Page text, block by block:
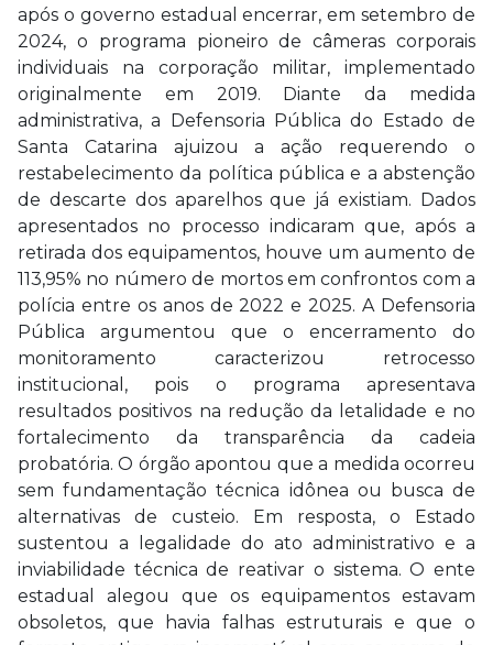
após o governo estadual encerrar, em setembro de
2024, o programa pioneiro de câmeras corporais
individuais na corporação militar, implementado
originalmente em 2019. Diante da medida
administrativa, a Defensoria Pública do Estado de
Santa Catarina ajuizou a ação requerendo o
restabelecimento da política pública e a abstenção
de descarte dos aparelhos que já existiam. Dados
apresentados no processo indicaram que, após a
retirada dos equipamentos, houve um aumento de
113,95% no número de mortos em confrontos com a
polícia entre os anos de 2022 e 2025. A Defensoria
Pública argumentou que o encerramento do
monitoramento caracterizou retrocesso
institucional, pois o programa apresentava
resultados positivos na redução da letalidade e no
fortalecimento da transparência da cadeia
probatória. O órgão apontou que a medida ocorreu
sem fundamentação técnica idônea ou busca de
alternativas de custeio. Em resposta, o Estado
sustentou a legalidade do ato administrativo e a
inviabilidade técnica de reativar o sistema. O ente
estadual alegou que os equipamentos estavam
obsoletos, que havia falhas estruturais e que o